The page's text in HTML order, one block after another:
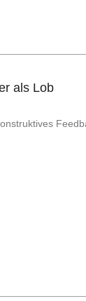
als Lob